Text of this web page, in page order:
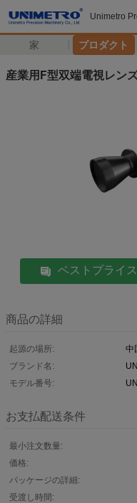
Unimetro
家 プロダクト
産業用F型双端電視レン
ベストプライス
商品の詳細
起源の場所:
中
ブランド名:
モデル番号:
お支払配送条件
最小注文数量:
価格:
パッケージの詳細:
受渡し時間: